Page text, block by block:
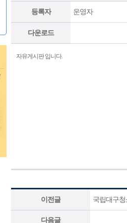
등록자 운영자
다운로드
자유게시판 입니다.
이전글 국립대구
다음글